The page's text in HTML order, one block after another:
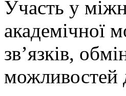
Участь у
академічної
зв’язків,
можливостей